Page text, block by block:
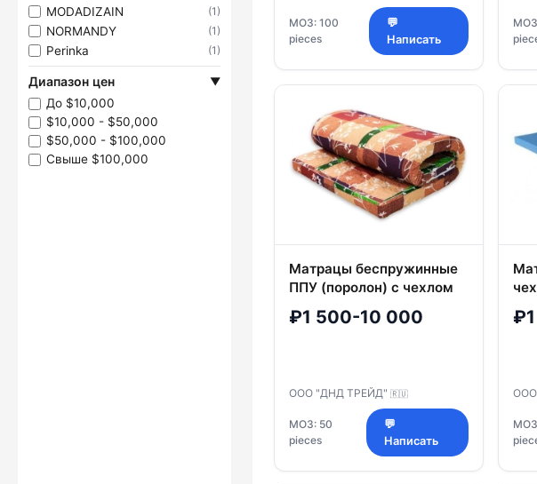
MODADIZAIN (1)
NORMANDY (1)
Perinka (1)
Диапазон цен ▼
До $10,000
$10,000 - $50,000
$50,000 - $100,000
Свыше $100,000
МОЗ: 100
pieces
💬
Написать
Матрацы беспружинные
ППУ (поролон) с чехлом
тканей
₽1 500-10 000
ООО "ДНД ТРЕЙД" 🇷🇺
МОЗ: 50
pieces
💬
Написать
ООО